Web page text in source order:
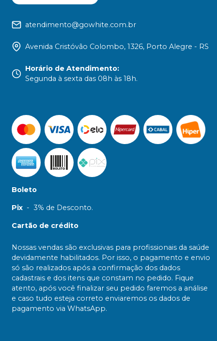
atendimento@gowhite.com.br
Avenida Cristóvão Colombo, 1326, Porto Alegre - RS
Horário de Atendimento:
Segunda à sexta das 08h às 18h.
Boleto
Pix - 3% de Desconto.
Cartão de crédito
Nossas vendas são exclusivas para profissionais da saúde
devidamente habilitados. Por isso, o pagamento e envio
só são realizados após a confirmação dos dados
cadastrais e dos itens que constam no pedido. Fique
atento, após você finalizar seu pedido faremos a análise
e caso tudo esteja correto enviaremos os dados de
pagamento via WhatsApp.